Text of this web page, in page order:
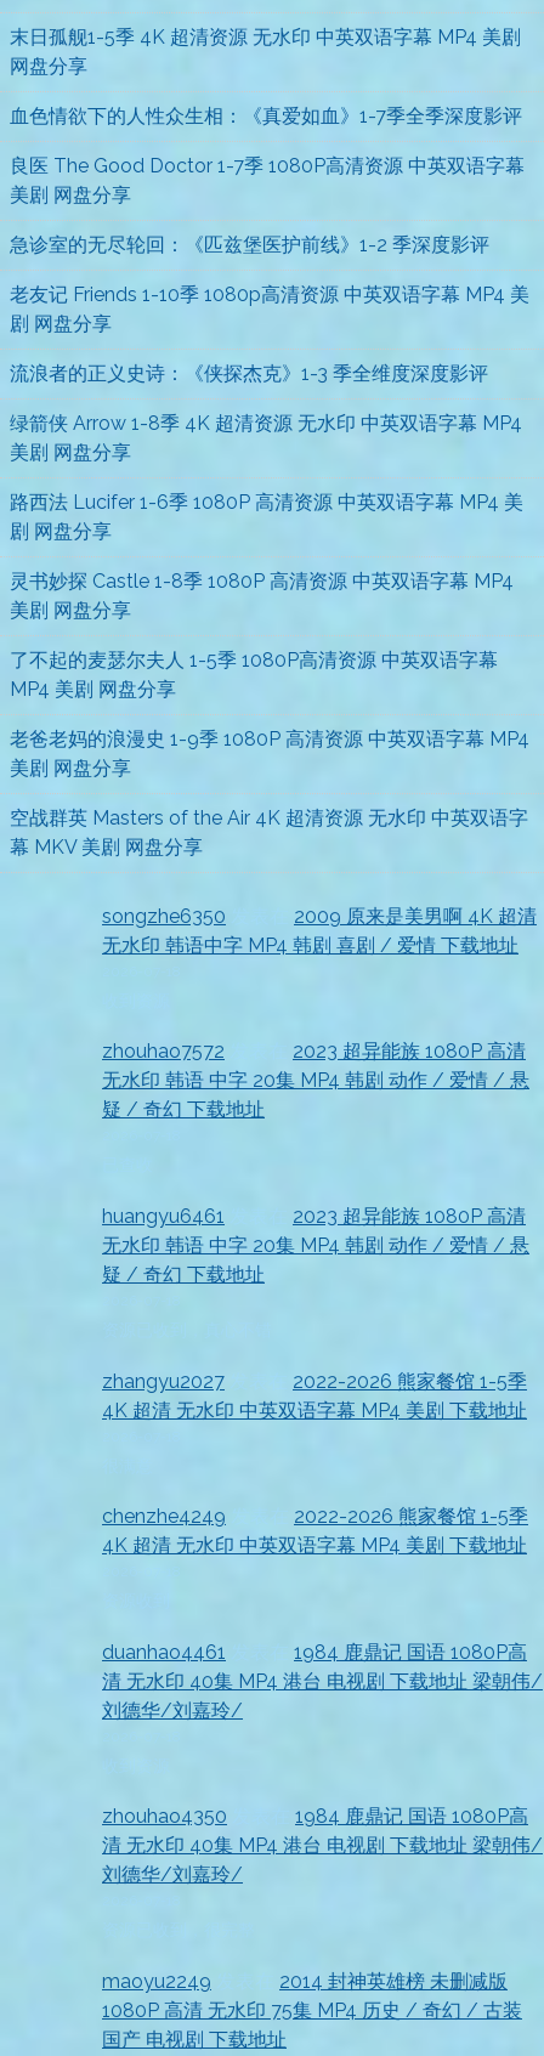
末日孤舰1-5季 4K 超清资源 无水印 中英双语字幕 MP4 美剧
网盘分享
血色情欲下的人性众生相：《真爱如血》1-7季全季深度影评
良医 The Good Doctor 1-7季 1080P高清资源 中英双语字幕
美剧 网盘分享
急诊室的无尽轮回：《匹兹堡医护前线》1-2 季深度影评
老友记 Friends 1-10季 1080p高清资源 中英双语字幕 MP4 美
剧 网盘分享
流浪者的正义史诗：《侠探杰克》1-3 季全维度深度影评
绿箭侠 Arrow 1-8季 4K 超清资源 无水印 中英双语字幕 MP4
美剧 网盘分享
路西法 Lucifer 1-6季 1080P 高清资源 中英双语字幕 MP4 美
剧 网盘分享
灵书妙探 Castle 1-8季 1080P 高清资源 中英双语字幕 MP4
美剧 网盘分享
了不起的麦瑟尔夫人 1-5季 1080P高清资源 中英双语字幕
MP4 美剧 网盘分享
老爸老妈的浪漫史 1-9季 1080P 高清资源 中英双语字幕 MP4
美剧 网盘分享
空战群英 Masters of the Air 4K 超清资源 无水印 中英双语字
幕 MKV 美剧 网盘分享
songzhe6350
2009 原来是美男啊 4K 超清
无水印 韩语中字 MP4 韩剧 喜剧 / 爱情 下载地址
zhouhao7572
2023 超异能族 1080P 高清
无水印 韩语 中字 20集 MP4 韩剧 动作 / 爱情 / 悬
疑 / 奇幻 下载地址
huangyu6461
2023 超异能族 1080P 高清
无水印 韩语 中字 20集 MP4 韩剧 动作 / 爱情 / 悬
疑 / 奇幻 下载地址
zhangyu2027
2022-2026 熊家餐馆 1-5季
4K 超清 无水印 中英双语字幕 MP4 美剧 下载地址
chenzhe4249
2022-2026 熊家餐馆 1-5季
4K 超清 无水印 中英双语字幕 MP4 美剧 下载地址
duanhao4461
1984 鹿鼎记 国语 1080P高
清 无水印 40集 MP4 港台 电视剧 下载地址 梁朝伟/
刘德华/刘嘉玲/
zhouhao4350
1984 鹿鼎记 国语 1080P高
清 无水印 40集 MP4 港台 电视剧 下载地址 梁朝伟/
刘德华/刘嘉玲/
maoyu2249
2014 封神英雄榜 未删减版
1080P 高清 无水印 75集 MP4 历史 / 奇幻 / 古装
国产 电视剧 下载地址